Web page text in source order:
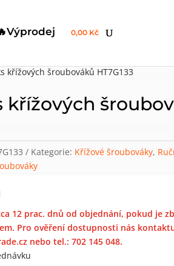
0,00 Kč
křížových šroubováků HT7G133
křížových
Kategorie: Křížové šroubováky,
12 prac. dnů od objednání, pokud je
Pro ověření dostupnosti nás
nebo tel.: 702 145 048.